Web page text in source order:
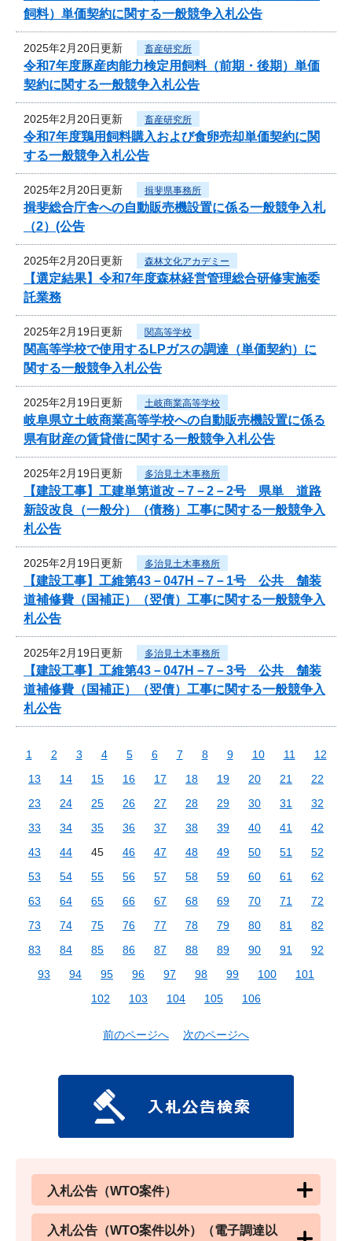
飼料）単価契約に関する一般競争入札公告
2025年2月20日更新 畜産研究所
令和7年度豚産肉能力検定用飼料（前期・後期）単価
契約に関する一般競争入札公告
2025年2月20日更新 畜産研究所
令和7年度鶏用飼料購入および食卵売却単価契約に関
する一般競争入札公告
2025年2月20日更新 揖斐県事務所
揖斐総合庁舎への自動販売機設置に係る一般競争入札
（2）(公告
2025年2月20日更新 森林文化アカデミー
【選定結果】令和7年度森林経営管理総合研修実施委
託業務
2025年2月19日更新 関高等学校
関高等学校で使用するLPガスの調達（単価契約）に
関する一般競争入札公告
2025年2月19日更新 土岐商業高等学校
岐阜県立土岐商業高等学校への自動販売機設置に係る
県有財産の賃貸借に関する一般競争入札公告
2025年2月19日更新 多治見土木事務所
【建設工事】工建単第道改－7－2－2号 県単 道路
新設改良（一般分）（債務）工事に関する一般競争入
札公告
2025年2月19日更新 多治見土木事務所
【建設工事】工維第43－047H－7－1号 公共 舗装
道補修費（国補正）（翌債）工事に関する一般競争入
札公告
2025年2月19日更新 多治見土木事務所
【建設工事】工維第43－047H－7－3号 公共 舗装
道補修費（国補正）（翌債）工事に関する一般競争入
札公告
1 2 3 4 5 6 7 8 9 10 11
12
13
14 15 16 17 18 19 20 21
22
23
24 25 26 27 28 29 30 31
32
33
34 35 36 37 38 39 40 41
42
43
44 45 46 47 48 49 50 51
52
53
54 55 56 57 58 59 60 61
62
63
64 65 66 67 68 69 70 71
72
73
74 75 76 77 78 79 80 81
82
83
84 85 86 87 88 89 90 91
92
93
94 95 96 97 98 99 100
101
102
103 104 105 106
前のページへ 次のページへ
入札公告（WTO案件）
入札公告（WTO案件以外）（電子調達以